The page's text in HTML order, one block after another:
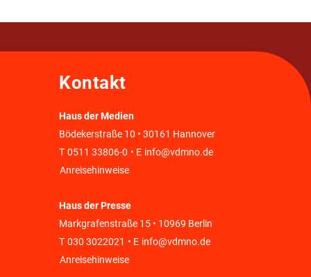
Kontakt
Haus der Medien
Bödekerstraße 10 • 30161 Hannover
T 0511 33806-0 • E info@vdmno.de
Anreisehinweise
Haus der Presse
Markgrafenstraße 15 • 10969 Berlin
T 030 3022021 • E info@vdmno.de
Anreisehinweise